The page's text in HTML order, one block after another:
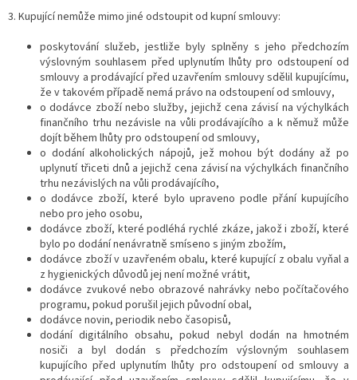
3. Kupující nemůže mimo jiné odstoupit od kupní smlouvy:
poskytování služeb, jestliže byly splněny s jeho předchozím
výslovným souhlasem před uplynutím lhůty pro odstoupení od
smlouvy a prodávající před uzavřením smlouvy sdělil kupujícímu,
že v takovém případě nemá právo na odstoupení od smlouvy,
o dodávce zboží nebo služby, jejichž cena závisí na výchylkách
finančního trhu nezávisle na vůli prodávajícího a k němuž může
dojít během lhůty pro odstoupení od smlouvy,
o dodání alkoholických nápojů, jež mohou být dodány až po
uplynutí třiceti dnů a jejichž cena závisí na výchylkách finančního
trhu nezávislých na vůli prodávajícího,
o dodávce zboží, které bylo upraveno podle přání kupujícího
nebo pro jeho osobu,
dodávce zboží, které podléhá rychlé zkáze, jakož i zboží, které
bylo po dodání nenávratně smíseno s jiným zbožím,
dodávce zboží v uzavřeném obalu, které kupující z obalu vyňal a
z hygienických důvodů jej není možné vrátit,
dodávce zvukové nebo obrazové nahrávky nebo počítačového
programu, pokud porušil jejich původní obal,
dodávce novin, periodik nebo časopisů,
dodání digitálního obsahu, pokud nebyl dodán na hmotném
nosiči a byl dodán s předchozím výslovným souhlasem
kupujícího před uplynutím lhůty pro odstoupení od smlouvy a